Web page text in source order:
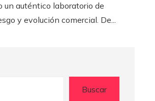
un auténtico laboratorio de
y evolución comercial. De...
Buscar